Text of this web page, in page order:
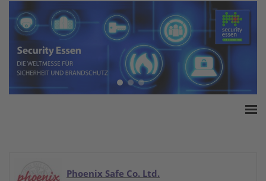
White Paper
Phoenix Safe Co. Ltd.